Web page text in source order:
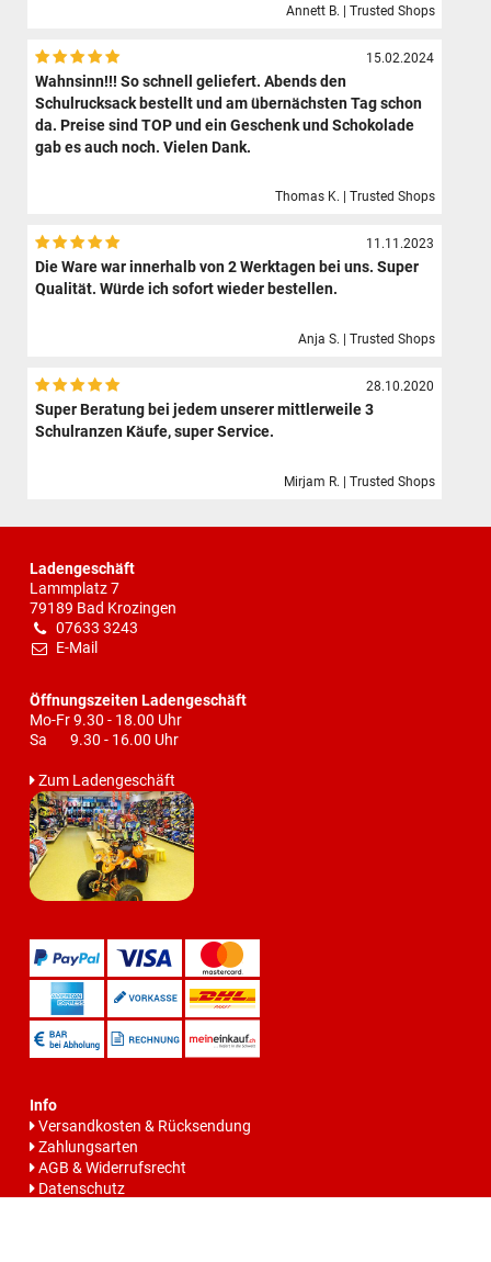
Annett B. | Trusted Shops
15.02.2024
Wahnsinn!!! So schnell geliefert. Abends den
Schulrucksack bestellt und am übernächsten Tag schon
da. Preise sind TOP und ein Geschenk und Schokolade
gab es auch noch. Vielen Dank.
Thomas K. | Trusted Shops
11.11.2023
Die Ware war innerhalb von 2 Werktagen bei uns. Super
Qualität. Würde ich sofort wieder bestellen.
Anja S. | Trusted Shops
28.10.2020
Super Beratung bei jedem unserer mittlerweile 3
Schulranzen Käufe, super Service.
Mirjam R. | Trusted Shops
Ladengeschäft
Lammplatz 7
79189 Bad Krozingen
07633 3243
E-Mail
Öffnungszeiten Ladengeschäft
Mo-Fr 9.30 - 18.00 Uhr
Sa 9.30 - 16.00 Uhr
Zum Ladengeschäft
Info
Versandkosten & Rücksendung
Zahlungsarten
AGB & Widerrufsrecht
Datenschutz